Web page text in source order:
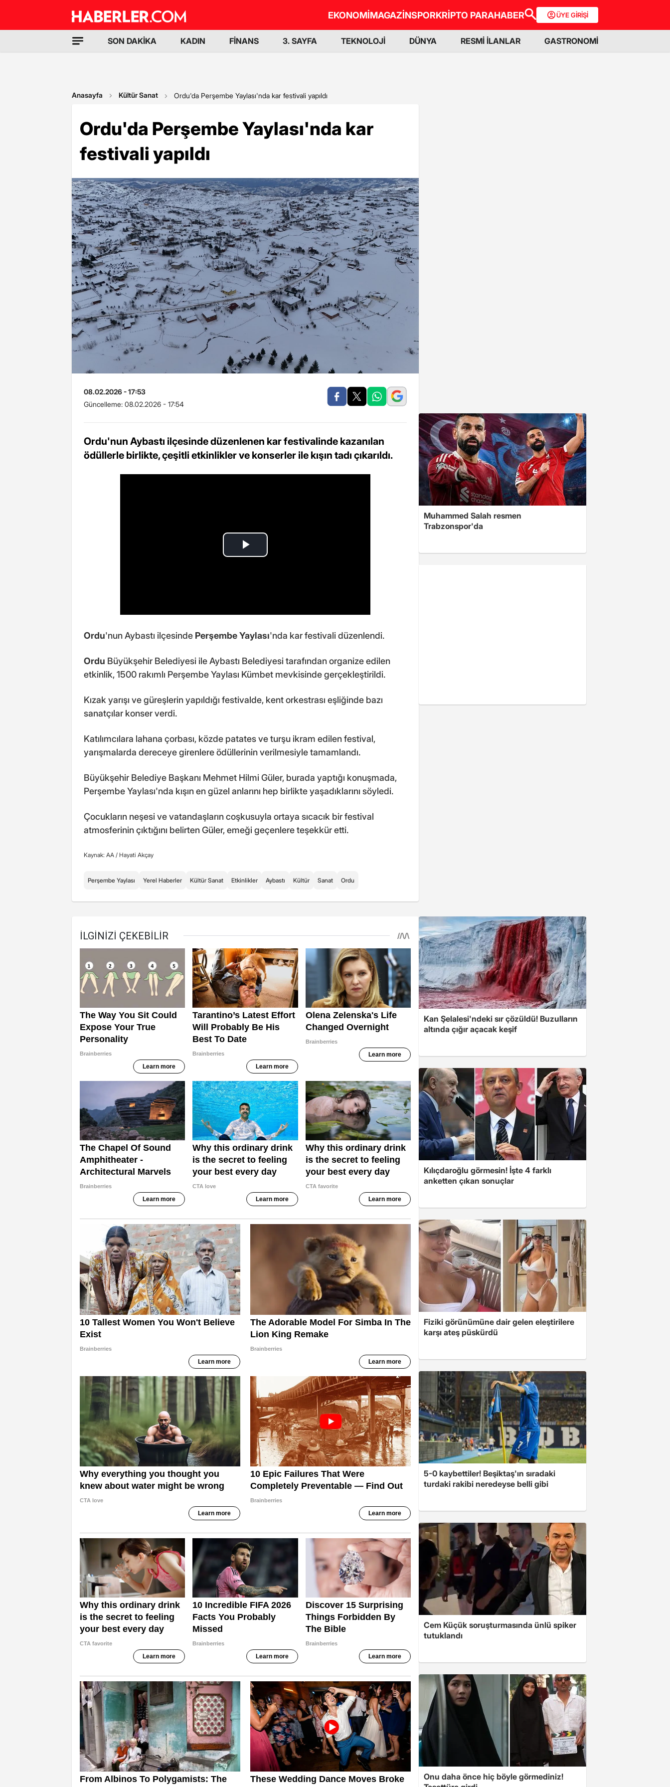
EKONOMİMAGAZİNSPORKRİPTO PARAHABER ÜYE GİRİŞİ
SON DAKİKA KADIN FİNANS 3. SAYFA TEKNOLOJİ DÜNYA RESMİ İLANLAR GASTRONOMİ
Anasayfa Kültür Sanat Ordu'da Perşembe Yaylası'nda kar festivali yapıldı
Ordu'da Perşembe Yaylası'nda kar
festivali yapıldı
08.02.2026 - 17:53
Güncelleme: 08.02.2026 - 17:54
Ordu'nun Aybastı ilçesinde düzenlenen kar festivalinde kazanılan
ödüllerle birlikte, çeşitli etkinlikler ve konserler ile kışın tadı çıkarıldı.
Ordu'nun Aybastı ilçesinde Perşembe Yaylası'nda kar festivali düzenlendi.
Ordu Büyükşehir Belediyesi ile Aybastı Belediyesi tarafından organize edilen
etkinlik, 1500 rakımlı Perşembe Yaylası Kümbet mevkisinde gerçekleştirildi.
Kızak yarışı ve güreşlerin yapıldığı festivalde, kent orkestrası eşliğinde bazı
sanatçılar konser verdi.
Katılımcılara lahana çorbası, közde patates ve turşu ikram edilen festival,
yarışmalarda dereceye girenlere ödüllerinin verilmesiyle tamamlandı.
Büyükşehir Belediye Başkanı Mehmet Hilmi Güler, burada yaptığı konuşmada,
Perşembe Yaylası'nda kışın en güzel anlarını hep birlikte yaşadıklarını söyledi.
Çocukların neşesi ve vatandaşların coşkusuyla ortaya sıcacık bir festival
atmosferinin çıktığını belirten Güler, emeği geçenlere teşekkür etti.
Kaynak: AA / Hayati Akçay
Perşembe Yaylası Yerel Haberler Kültür Sanat Etkinlikler Aybastı Kültür Sanat Ordu
Muhammed Salah resmen
Trabzonspor'da
Kan Şelalesi'ndeki sır çözüldü! Buzulların
altında çığır açacak keşif
Kılıçdaroğlu görmesin! İşte 4 farklı
anketten çıkan sonuçlar
Fiziki görünümüne dair gelen eleştirilere
karşı ateş püskürdü
5-0 kaybettiler! Beşiktaş'ın sıradaki
turdaki rakibi neredeyse belli gibi
Cem Küçük soruşturmasında ünlü spiker
tutuklandı
Onu daha önce hiç böyle görmediniz!